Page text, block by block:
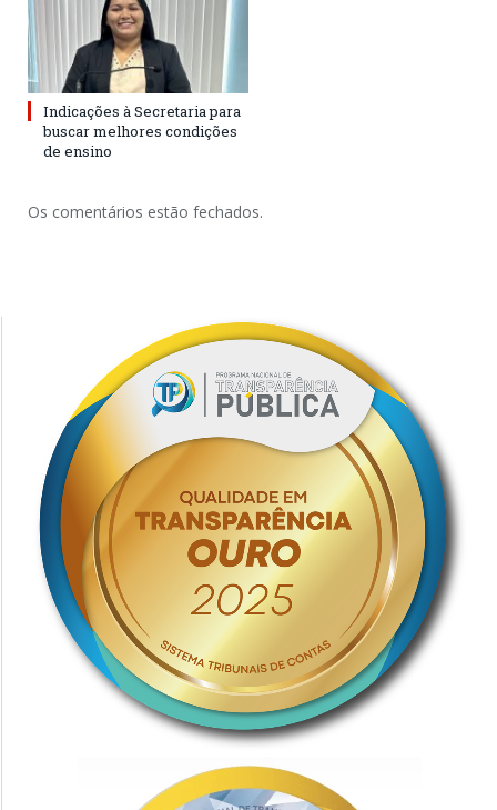
Indicações à Secretaria para
buscar melhores condições
de ensino
Os comentários estão fechados.